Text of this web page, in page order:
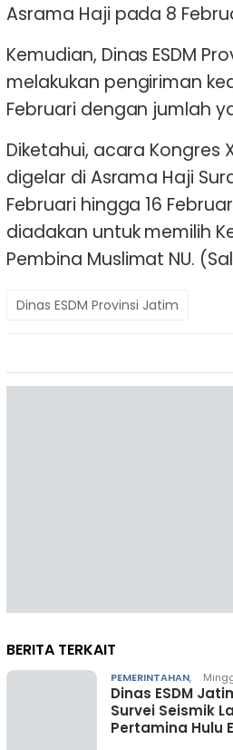
Asrama Haji pada 8
Kemudian, Dinas ESDM
melakukan pengiriman
Februari dengan jumlah
Diketahui, acara Kongres
digelar di Asrama Haji
Februari hingga 16
diadakan untuk memilih
Pembina Muslimat NU.
Dinas ESDM Provinsi Jatim
BERITA TERKAIT
PEMERINTAHAN,
Dinas ESDM
Survei Seismik
Pertamina Hulu